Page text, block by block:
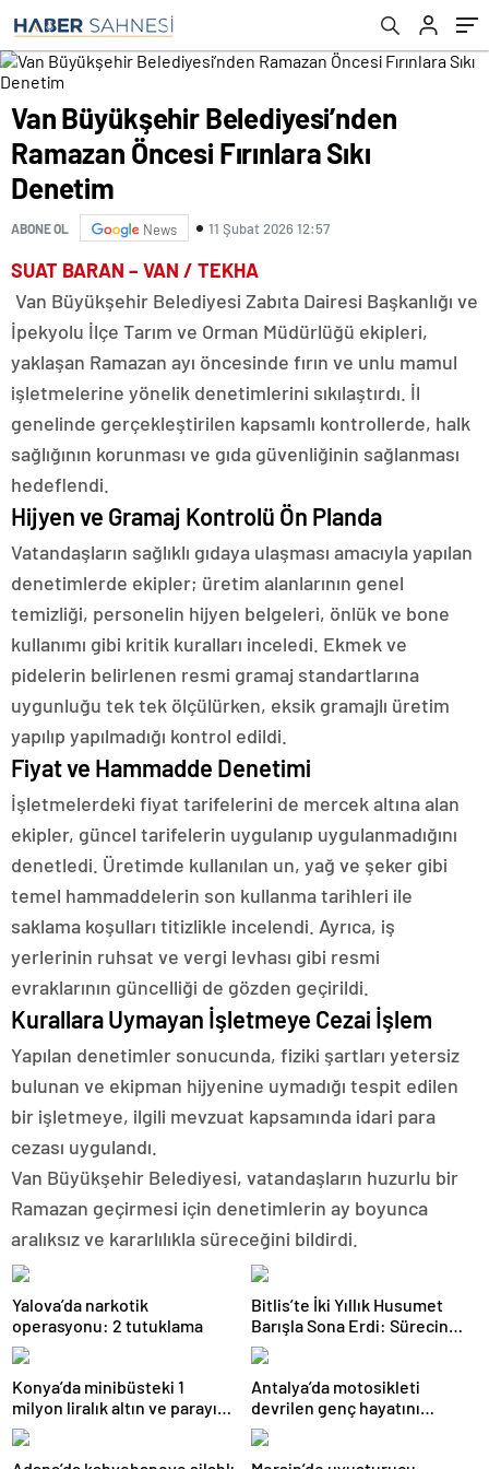
Van Büyükşehir Belediyesi’nden
Ramazan Öncesi Fırınlara Sıkı
Denetim
ABONE OL News 11 Şubat 2026 12:57
SUAT BARAN – VAN / TEKHA
Van Büyükşehir Belediyesi Zabıta Dairesi Başkanlığı ve
İpekyolu İlçe Tarım ve Orman Müdürlüğü ekipleri,
yaklaşan Ramazan ayı öncesinde fırın ve unlu mamul
işletmelerine yönelik denetimlerini sıkılaştırdı. İl
genelinde gerçekleştirilen kapsamlı kontrollerde, halk
sağlığının korunması ve gıda güvenliğinin sağlanması
hedeflendi.
Hijyen ve Gramaj Kontrolü Ön Planda
Vatandaşların sağlıklı gıdaya ulaşması amacıyla yapılan
denetimlerde ekipler; üretim alanlarının genel
temizliği, personelin hijyen belgeleri, önlük ve bone
kullanımı gibi kritik kuralları inceledi. Ekmek ve
pidelerin belirlenen resmi gramaj standartlarına
uygunluğu tek tek ölçülürken, eksik gramajlı üretim
yapılıp yapılmadığı kontrol edildi.
Fiyat ve Hammadde Denetimi
İşletmelerdeki fiyat tarifelerini de mercek altına alan
ekipler, güncel tarifelerin uygulanıp uygulanmadığını
denetledi. Üretimde kullanılan un, yağ ve şeker gibi
temel hammaddelerin son kullanma tarihleri ile
saklama koşulları titizlikle incelendi. Ayrıca, iş
yerlerinin ruhsat ve vergi levhası gibi resmi
evraklarının güncelliği de gözden geçirildi.
Kurallara Uymayan İşletmeye Cezai İşlem
Yapılan denetimler sonucunda, fiziki şartları yetersiz
bulunan ve ekipman hijyenine uymadığı tespit edilen
bir işletmeye, ilgili mevzuat kapsamında idari para
cezası uygulandı.
Van Büyükşehir Belediyesi, vatandaşların huzurlu bir
Ramazan geçirmesi için denetimlerin ay boyunca
aralıksız ve kararlılıkla süreceğini bildirdi.
Yalova’da narkotik
operasyonu: 2 tutuklama
Bitlis’te İki Yıllık Husumet
Barışla Sona Erdi: Sürecin
Başrolünde Atmanega Aşireti
Lideri Hasan Açık Vardı
Konya’da minibüsteki 1
milyon liralık altın ve parayı
çalan 5 şüpheli 3 ilde
yakalandı
Antalya’da motosikleti
devrilen genç hayatını
kaybetti